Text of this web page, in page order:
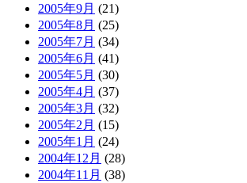
2005年9月 (21)
2005年8月 (25)
2005年7月 (34)
2005年6月 (41)
2005年5月 (30)
2005年4月 (37)
2005年3月 (32)
2005年2月 (15)
2005年1月 (24)
2004年12月 (28)
2004年11月 (38)